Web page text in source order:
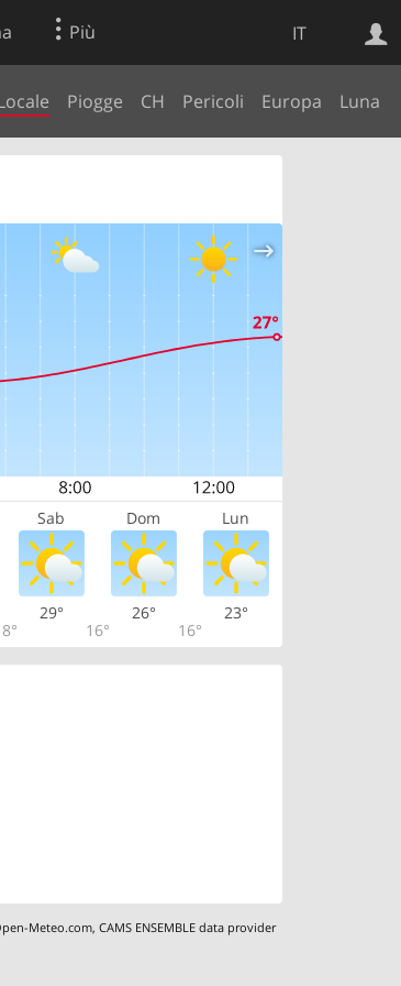
IT
Più
Piogge CH Pericoli Europa Luna
Sab Dom Lun
29°
16°
26°
16°
23°
Meteo.com,CAMS ENSEMBLE data provider
Ricerca Web